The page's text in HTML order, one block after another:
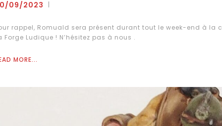
09/2023
rappel, Romuald sera présent durant tout le week-end à la
Forge Ludique ! N’hésitez pas à nous .
MORE...